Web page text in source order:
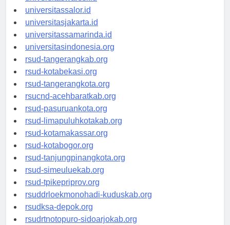
universitaswalesi.id
universitassalor.id
universitasjakarta.id
universitassamarinda.id
universitasindonesia.org
rsud-tangerangkab.org
rsud-kotabekasi.org
rsud-tangerangkota.org
rsucnd-acehbaratkab.org
rsud-pasuruankota.org
rsud-limapuluhkotakab.org
rsud-kotamakassar.org
rsud-kotabogor.org
rsud-tanjungpinangkota.org
rsud-simeuluekab.org
rsud-tpikepriprov.org
rsuddrloekmonohadi-kuduskab.org
rsudksa-depok.org